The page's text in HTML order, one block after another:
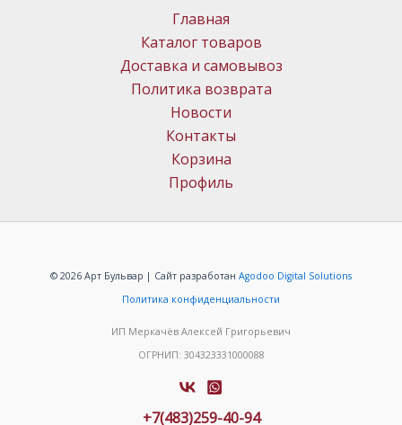
Главная
Каталог товаров
Доставка и самовывоз
Политика возврата
Новости
Контакты
Корзина
Профиль
© 2026 Арт Бульвар | Сайт разработан Agodoo Digital Solutions
Политика конфиденциальности
ИП Меркачёв Алексей Григорьевич
ОГРНИП: 304323331000088
+7(483)259-40-94